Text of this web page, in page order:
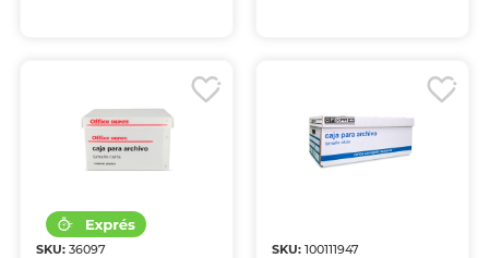
SKU:36097
SKU: 100111947